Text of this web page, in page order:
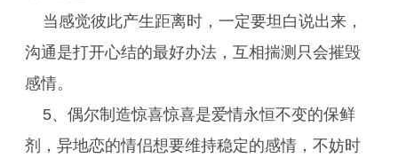
当感觉彼此产生距离时，一定要坦白说出来，
沟通是打开心结的最好办法，互相揣测只会摧毁
感情。
5、偶尔制造惊喜惊喜是爱情永恒不变的保鲜
剂，异地恋的情侣想要维持稳定的感情，不妨时